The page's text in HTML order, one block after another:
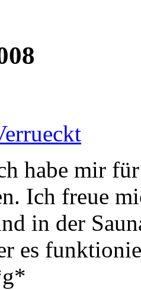
habe mir
Ich freue
in der
es